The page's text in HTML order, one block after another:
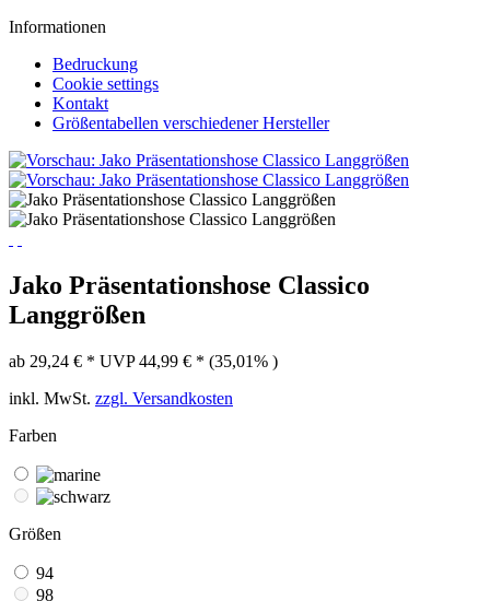
Informationen
Bedruckung
Cookie settings
Kontakt
Größentabellen verschiedener Hersteller
Jako Präsentationshose Classico
Langgrößen
ab 29,24 € * UVP 44,99 € * (35,01% )
inkl. MwSt. zzgl. Versandkosten
Farben
Größen
94
98